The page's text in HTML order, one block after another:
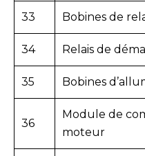
33 Bobines de
34 Relais de
35 Bobines
36
Module de
moteur